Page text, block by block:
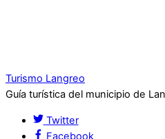
Turismo Langreo
Guía turística del municipio de
Twitter
Facebook